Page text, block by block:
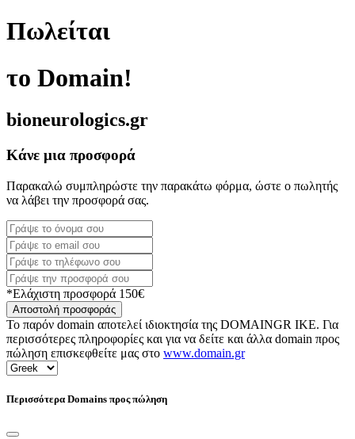
Πωλείται
το Domain!
bioneurologics.gr
Κάνε μια προσφορά
Παρακαλώ συμπληρώστε την παρακάτω φόρμα, ώστε ο πωλητής
να λάβει την προσφορά σας.
*Ελάχιστη προσφορά 150€
Αποστολή προσφοράς
Το παρόν domain αποτελεί ιδιοκτησία της DOMAINGR ΙΚΕ. Για
περισσότερες πληροφορίες και για να δείτε και άλλα domain προς
πώληση επισκεφθείτε μας στο www.domain.gr
Περισσότερα Domains προς πώληση